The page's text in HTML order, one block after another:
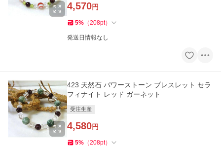
4,570円
5% （208pt）
発送日情報なし
423 天然石 パワーストーン ブレスレット セラ
フィナイト レッド ガーネット
受注生産
4,580円
5% （208pt）